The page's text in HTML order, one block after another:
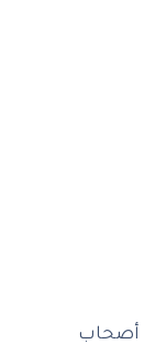
أصحاب